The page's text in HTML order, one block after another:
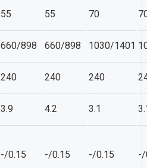
55 55 70
660/898 660/898 1030/1401
240 240 240
3.9 4.2 3.1
-/0.15 -/0.15 -/0.15 -/